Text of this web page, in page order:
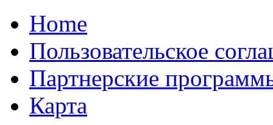
Home
Пользовательское
Партнерские
Карта